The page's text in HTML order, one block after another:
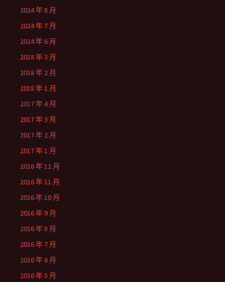
2024 年 8 月
2024 年 7 月
2024 年 6 月
2018 年 3 月
2018 年 2 月
2018 年 1 月
2017 年 4 月
2017 年 3 月
2017 年 2 月
2017 年 1 月
2016 年 12 月
2016 年 11 月
2016 年 10 月
2016 年 9 月
2016 年 8 月
2016 年 7 月
2016 年 6 月
2016 年 5 月